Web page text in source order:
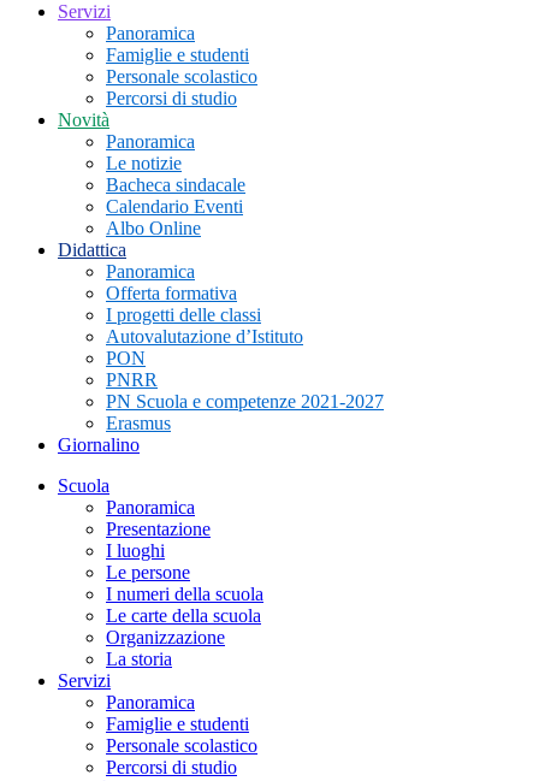
Servizi
Panoramica
Famiglie e studenti
Personale scolastico
Percorsi di studio
Novità
Panoramica
Le notizie
Bacheca sindacale
Calendario Eventi
Albo Online
Didattica
Panoramica
Offerta formativa
I progetti delle classi
Autovalutazione d’Istituto
PON
PNRR
PN Scuola e competenze 2021-2027
Erasmus
Giornalino
Scuola
Panoramica
Presentazione
I luoghi
Le persone
I numeri della scuola
Le carte della scuola
Organizzazione
La storia
Servizi
Panoramica
Famiglie e studenti
Personale scolastico
Percorsi di studio